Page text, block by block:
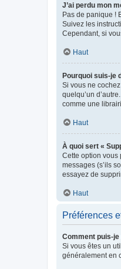
J’ai perdu mon
Pas de panique !
Suivez les
Cependant, si
Haut
Pourquoi suis-je
Si vous ne
quelqu’un
comme une
Haut
À quoi sert «
Cette option vous
messages (s’ils
essayez de
Haut
Préférences
Comment puis-
Si vous êtes un
généralement en